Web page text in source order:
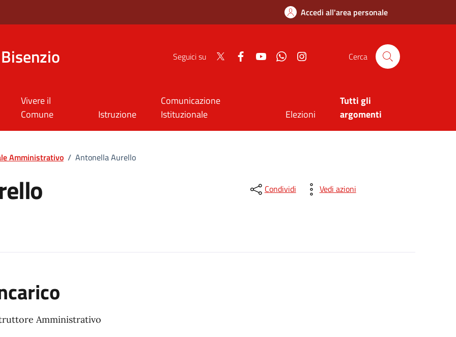
Accedi all'area personale
Seguici su Twitter FacebookYoutube Whatsapp Cerca
Vivere il
Comune
Istruzione
Comunicazione
Istituzionale
Elezioni
Tutti gli
argomenti
Amministrativo / Antonella Aurello
Condividi Vedi azioni
Amministrativo